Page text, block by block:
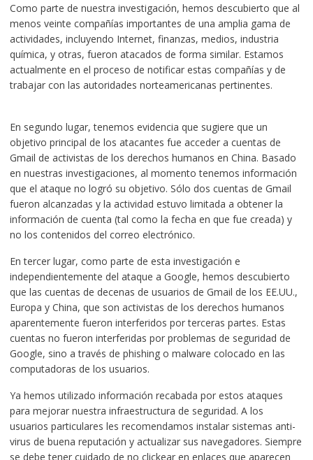
Como parte de nuestra investigación, hemos descubierto que al
menos veinte compañías importantes de una amplia gama de
actividades, incluyendo Internet, finanzas, medios, industria
química, y otras, fueron atacados de forma similar. Estamos
actualmente en el proceso de notificar estas compañías y de
trabajar con las autoridades norteamericanas pertinentes.
En segundo lugar, tenemos evidencia que sugiere que un
objetivo principal de los atacantes fue acceder a cuentas de
Gmail de activistas de los derechos humanos en China. Basado
en nuestras investigaciones, al momento tenemos información
que el ataque no logró su objetivo. Sólo dos cuentas de Gmail
fueron alcanzadas y la actividad estuvo limitada a obtener la
información de cuenta (tal como la fecha en que fue creada) y
no los contenidos del correo electrónico.
En tercer lugar, como parte de esta investigación e
independientemente del ataque a Google, hemos descubierto
que las cuentas de decenas de usuarios de Gmail de los EE.UU.,
Europa y China, que son activistas de los derechos humanos
aparentemente fueron interferidos por terceras partes. Estas
cuentas no fueron interferidas por problemas de seguridad de
Google, sino a través de phishing o malware colocado en las
computadoras de los usuarios.
Ya hemos utilizado información recabada por estos ataques
para mejorar nuestra infraestructura de seguridad. A los
usuarios particulares les recomendamos instalar sistemas anti-
virus de buena reputación y actualizar sus navegadores. Siempre
se debe tener cuidado de no clickear en enlaces que aparecen